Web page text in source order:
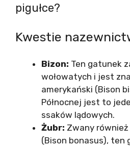
pigułce?
Kwestie
Bizon: Ten gatunek
wołowatych i jest
amerykański (Bison
Północnej jest to
ssaków lądowych.
Żubr: Zwany
(Bison bonasus), ten